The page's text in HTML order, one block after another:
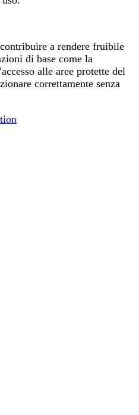
a rendere fruibile
di base come la
alle aree protette del
correttamente senza